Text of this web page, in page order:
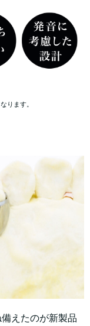
ります。
えたのが新製品